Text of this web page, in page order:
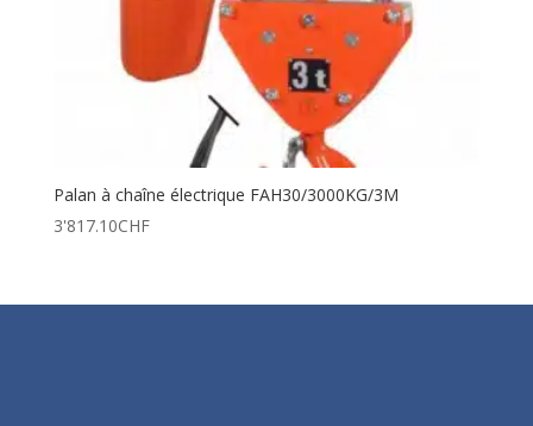
Palan à chaîne électrique FAH30/3000KG/3M
3'817.10CHF